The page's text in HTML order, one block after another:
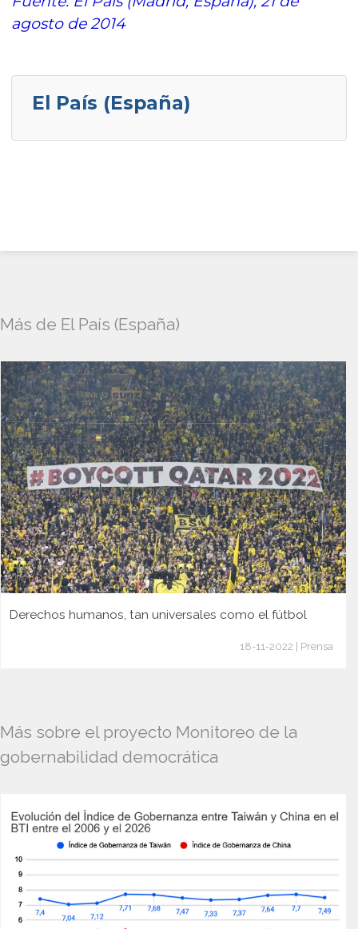
agosto de 2014
El País (España)
Más de El País (España)
Derechos humanos, tan universales como el fútbol
18-11-2022 | Prensa
Más sobre el proyecto Monitoreo de la
gobernabilidad democrática